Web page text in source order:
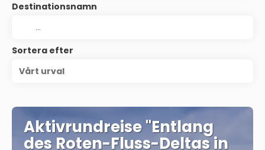
Destinationsnamn
Sortera efter
Vårt urval
Aktivrundreise "Entlang
des Roten-Fluss-Deltas in